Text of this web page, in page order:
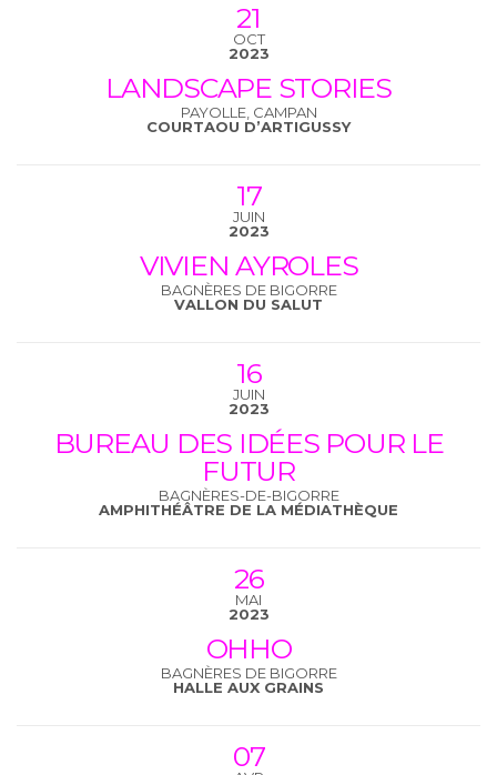
21
OCT
2023
LANDSCAPE STORIES
PAYOLLE, CAMPAN
COURTAOU D’ARTIGUSSY
17
JUIN
2023
VIVIEN AYROLES
BAGNÈRES DE BIGORRE
VALLON DU SALUT
16
JUIN
2023
BUREAU DES IDÉES POUR LE
FUTUR
BAGNÈRES-DE-BIGORRE
AMPHITHÉÂTRE DE LA MÉDIATHÈQUE
26
MAI
2023
OHHO
BAGNÈRES DE BIGORRE
HALLE AUX GRAINS
07